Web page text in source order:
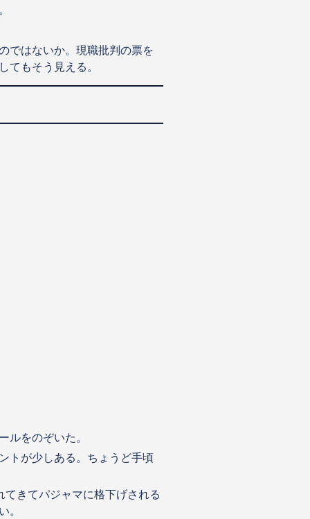
ではないか。現職批判の票を
てもそう見える。
ルをのぞいた。
トが少しある。ちょうど手頃
きてパジャマに格下げされる
。